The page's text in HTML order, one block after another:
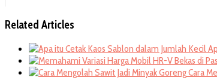
Related Articles
Cara